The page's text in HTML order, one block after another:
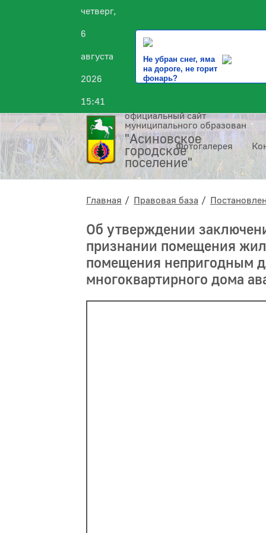
четверг,
6
августа
2026
15:41
Не убран снег, яма
на дороге, не горит
фонарь?
официальный сайт
муниципального образования
"Асиновское
городское
поселение"
Фотогалерея
Главная Правовая база
Об утверждении
признании помещения
помещения непригодным
многоквартирного дома